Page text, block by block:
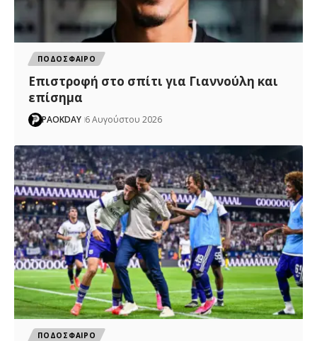
ΠΟΔΟΣΦΑΙΡΟ
Επιστροφή στο σπίτι για Γιαννούλη και
επίσημα
PAOKDAY 6 Αυγούστου 2026
ΠΟΔΟΣΦΑΙΡΟ